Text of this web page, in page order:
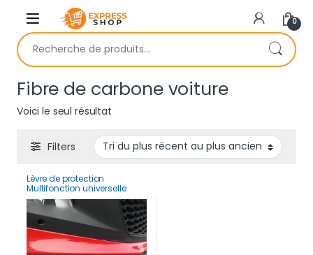
Skip to navigation
Skip to content
0
Recherche pour :
Fibre de carbone voiture
Voici le seul résultat
Filters
Lèvre de protection
Multifonction universelle
2.5M en fibre de carbone
Samurai pour voiture